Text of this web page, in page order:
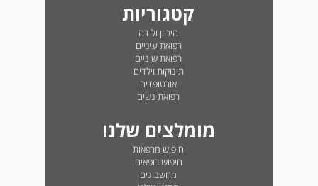
קטגוריות
היריון ולידה
רפואת עיניים
רפואת שיניים
תינוקות וילדים
אורטופדיה
רפואת נשים
מומלצים שלנו
חיפוש מרפאות
חיפוש רופאים
מחשבונים